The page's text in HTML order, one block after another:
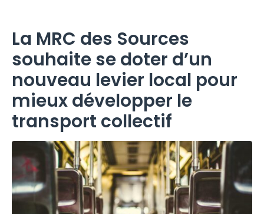
La MRC des Sources
souhaite se doter d’un
nouveau levier local pour
mieux développer le
transport collectif